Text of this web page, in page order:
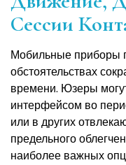
Сессии
Мобильные приборы
обстоятельствах
времени. Юзеры
интерфейсом во
или в других
предельного
наиболее важных